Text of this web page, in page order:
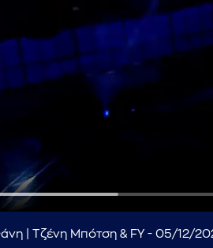
| Τζένη Μπότση & FY - 05/12/